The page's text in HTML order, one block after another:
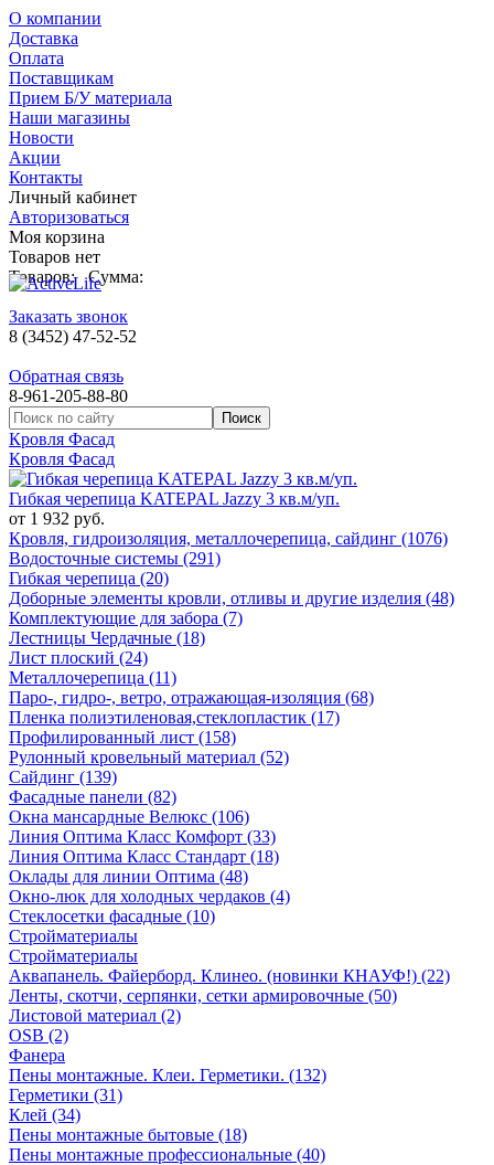
О компании
Доставка
Оплата
Поставщикам
Прием Б/У материала
Наши магазины
Новости
Акции
Контакты
Личный кабинет
Авторизоваться
Моя корзина
Товаров нет
Товаров: Сумма:
Заказать звонок
8 (3452) 47-52-52
Обратная связь
8-961-205-88-80
Кровля Фасад
Кровля Фасад
Гибкая черепица KATEPAL Jazzy 3 кв.м/уп.
от 1 932 руб.
Кровля, гидроизоляция, металлочерепица, сайдинг (1076)
Водосточные системы (291)
Гибкая черепица (20)
Доборные элементы кровли, отливы и другие изделия (48)
Комплектующие для забора (7)
Лестницы Чердачные (18)
Лист плоский (24)
Металлочерепица (11)
Паро-, гидро-, ветро, отражающая-изоляция (68)
Пленка полиэтиленовая,стеклопластик (17)
Профилированный лист (158)
Рулонный кровельный материал (52)
Сайдинг (139)
Фасадные панели (82)
Окна мансардные Велюкс (106)
Линия Оптима Класс Комфорт (33)
Линия Оптима Класс Стандарт (18)
Оклады для линии Оптима (48)
Окно-люк для холодных чердаков (4)
Стеклосетки фасадные (10)
Стройматериалы
Стройматериалы
Аквапанель. Файерборд. Клинео. (новинки КНАУФ!) (22)
Ленты, скотчи, серпянки, сетки армировочные (50)
Листовой материал (2)
OSB (2)
Фанера
Пены монтажные. Клеи. Герметики. (132)
Герметики (31)
Клей (34)
Пены монтажные бытовые (18)
Пены монтажные профессиональные (40)